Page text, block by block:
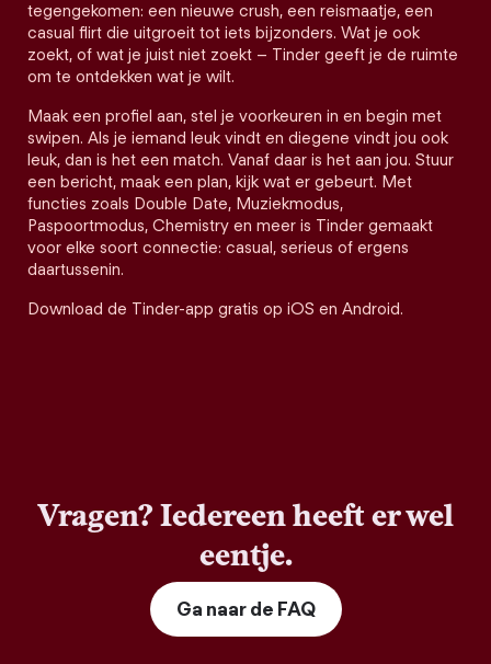
tegengekomen: een nieuwe crush, een reismaatje, een
casual flirt die uitgroeit tot iets bijzonders. Wat je ook
zoekt, of wat je juist niet zoekt – Tinder geeft je de ruimte
om te ontdekken wat je wilt.
Maak een profiel aan, stel je voorkeuren in en begin met
swipen. Als je iemand leuk vindt en diegene vindt jou ook
leuk, dan is het een match. Vanaf daar is het aan jou. Stuur
een bericht, maak een plan, kijk wat er gebeurt. Met
functies zoals Double Date, Muziekmodus,
Paspoortmodus, Chemistry en meer is Tinder gemaakt
voor elke soort connectie: casual, serieus of ergens
daartussenin.
Download de Tinder-app gratis op iOS en Android.
Vragen? Iedereen heeft er wel
eentje.
Ga naar de FAQ